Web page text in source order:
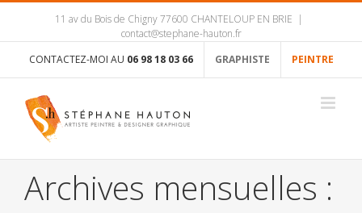
11 av du Bois de Chigny 77600 CHANTELOUP EN BRIE |
contact@stephane-hauton.fr
CONTACTEZ-MOI AU 06 98 18 03 66 GRAPHISTE PEINTRE
Archives mensuelles :